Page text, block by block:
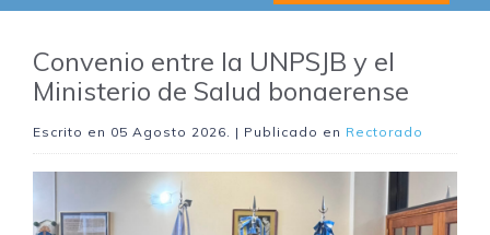
Convenio entre la UNPSJB y el
Ministerio de Salud bonaerense
Escrito en 05 Agosto 2026. | Publicado en Rectorado